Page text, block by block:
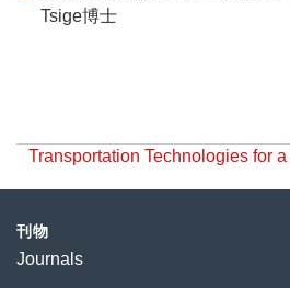
Tsige博士
Transportation Technologies for
刊物
Journals